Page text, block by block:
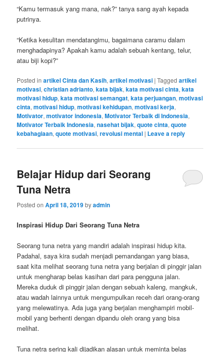
“Kamu termasuk yang mana, nak?” tanya sang ayah kepada
putrinya.
“Ketika kesulitan mendatangimu, bagaimana caramu dalam
menghadapinya? Apakah kamu adalah sebuah kentang, telur,
atau biji kopi?”
Posted in artikel Cinta dan Kasih,artikel motivasi |Tagged artikel
motivasi,christian adrianto,kata bijak,kata motivasi cinta,kata
motivasi hidup,kata motivasi semangat,kata perjuangan,motivasi
cinta,motivasi hidup,motivasi kehidupan,motivasi kerja,
Motivator,motivator indonesia,Motivator Terbaik di Indonesia,
Motivator Terbaik Indonesia,nasehat bijak,quote cinta,quote
kebahagiaan,quote motivasi,revolusi mental | Leave a reply
Belajar Hidup dari Seorang
Tuna Netra
Posted onApril 18, 2019byadmin
Inspirasi Hidup Dari Seorang Tuna Netra
Seorang tuna netra yang mandiri adalah inspirasi hidup kita.
Padahal, saya kira sudah menjadi pemandangan yang biasa,
saat kita melihat seorang tuna netra yang berjalan di pinggir jalan
untuk mengharap belas kasihan dari para pengguna jalan.
Mereka duduk di pinggir jalan dengan sebuah kaleng, mangkuk,
atau wadah lainnya untuk mengumpulkan receh dari orang-orang
yang melewatinya. Ada juga yang berjalan menghampiri mobil-
mobil yang berhenti dengan dipandu oleh orang yang bisa
melihat.
Tuna netra sering kali dijadikan alasan untuk meminta belas